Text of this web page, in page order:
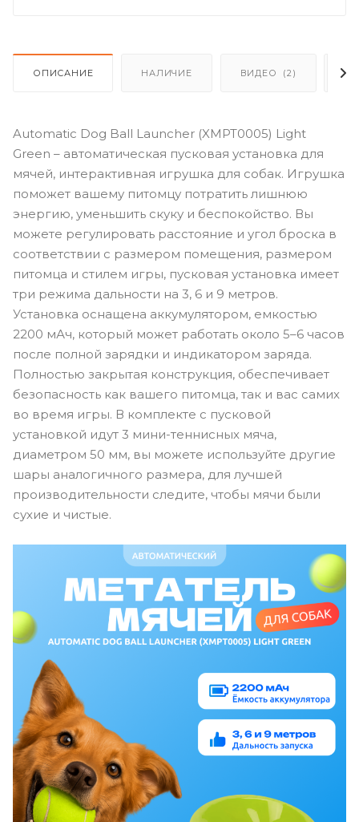
ОПИСАНИЕ НАЛИЧИЕ ВИДЕО (2)
Automatic Dog Ball Launcher (XMPT0005) Light
Green – автоматическая пусковая установка для
мячей, интерактивная игрушка для собак. Игрушка
поможет вашему питомцу потратить лишнюю
энергию, уменьшить скуку и беспокойство. Вы
можете регулировать расстояние и угол броска в
соответствии с размером помещения, размером
питомца и стилем игры, пусковая установка имеет
три режима дальности на 3, 6 и 9 метров.
Установка оснащена аккумулятором, емкостью
2200 мАч, который может работать около 5–6 часов
после полной зарядки и индикатором заряда.
Полностью закрытая конструкция, обеспечивает
безопасность как вашего питомца, так и вас самих
во время игры. В комплекте с пусковой
установкой идут 3 мини-теннисных мяча,
диаметром 50 мм, вы можете используйте другие
шары аналогичного размера, для лучшей
производительности следите, чтобы мячи были
сухие и чистые.